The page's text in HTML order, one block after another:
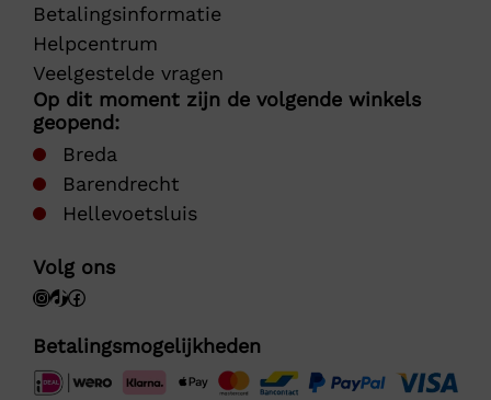
Betalingsinformatie
Helpcentrum
Veelgestelde vragen
Op dit moment zijn de volgende winkels
geopend:
Breda
Barendrecht
Hellevoetsluis
Volg ons
Betalingsmogelijkheden